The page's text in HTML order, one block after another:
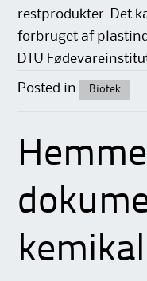
restprodukter. Det
forbruget af
DTU
Posted in Biotek